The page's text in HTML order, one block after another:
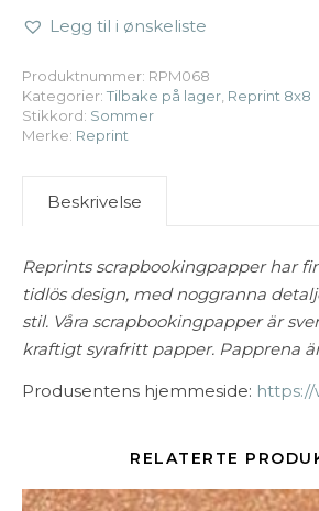
Legg til i ønskeliste
Produktnummer: RPM068
Kategorier: Tilbake på lager Reprint 8x8
Stikkord: Sommer
Merke: Reprint
Beskrivelse
Reprints scrapbookingpapper har
tidlös design, med noggranna
stil. Våra scrapbookingpapper är
kraftigt syrafritt papper. Papprena
Produsentens hjemmeside:
RELATERTE